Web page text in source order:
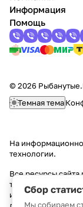
Информация
Помощь
© 2026
Сбор
Мы собираем
Темная тема
На
технологии.
Все ресурсы
текстовую,
информацию,